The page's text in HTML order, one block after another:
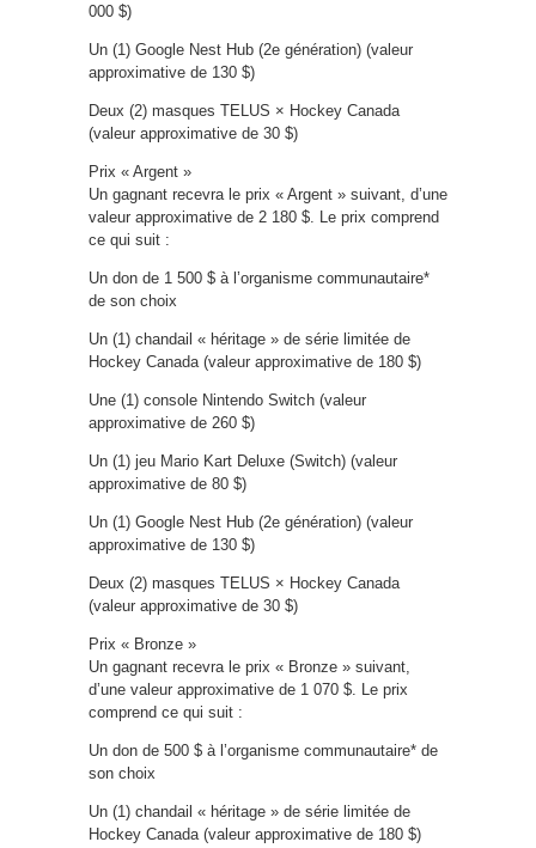
000 $)
Un (1) Google Nest Hub (2e génération) (valeur
approximative de 130 $)
Deux (2) masques TELUS × Hockey Canada
(valeur approximative de 30 $)
Prix « Argent »
Un gagnant recevra le prix « Argent » suivant, d’une
valeur approximative de 2 180 $. Le prix comprend
ce qui suit :
Un don de 1 500 $ à l’organisme communautaire*
de son choix
Un (1) chandail « héritage » de série limitée de
Hockey Canada (valeur approximative de 180 $)
Une (1) console Nintendo Switch (valeur
approximative de 260 $)
Un (1) jeu Mario Kart Deluxe (Switch) (valeur
approximative de 80 $)
Un (1) Google Nest Hub (2e génération) (valeur
approximative de 130 $)
Deux (2) masques TELUS × Hockey Canada
(valeur approximative de 30 $)
Prix « Bronze »
Un gagnant recevra le prix « Bronze » suivant,
d’une valeur approximative de 1 070 $. Le prix
comprend ce qui suit :
Un don de 500 $ à l’organisme communautaire* de
son choix
Un (1) chandail « héritage » de série limitée de
Hockey Canada (valeur approximative de 180 $)